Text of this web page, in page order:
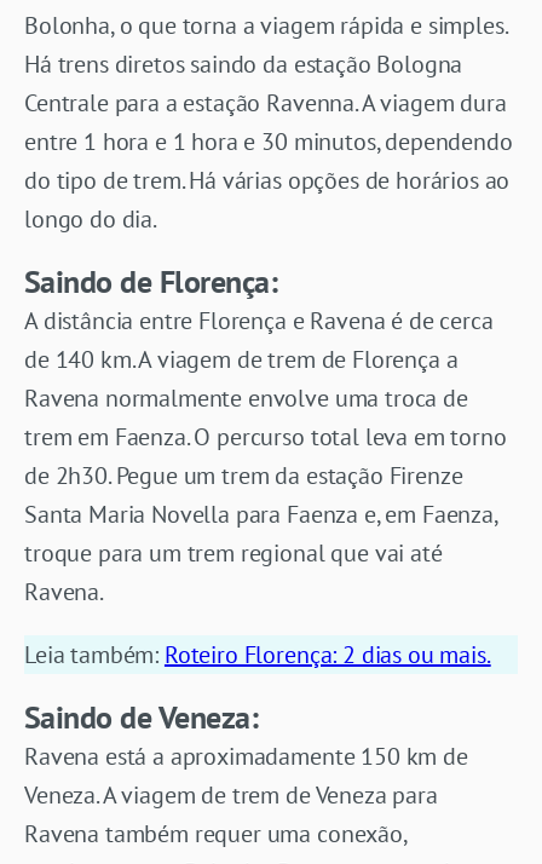
Bolonha, o que torna a viagem rápida e simples.
Há trens diretos saindo da estação Bologna
Centrale para a estação Ravenna. A viagem dura
entre 1 hora e 1 hora e 30 minutos, dependendo
do tipo de trem. Há várias opções de horários ao
longo do dia.
Saindo de Florença:
A distância entre Florença e Ravena é de cerca
de 140 km. A viagem de trem de Florença a
Ravena normalmente envolve uma troca de
trem em Faenza. O percurso total leva em torno
de 2h30. Pegue um trem da estação Firenze
Santa Maria Novella para Faenza e, em Faenza,
troque para um trem regional que vai até
Ravena.
Leia também: Roteiro Florença: 2 dias ou mais.
Saindo de Veneza:
Ravena está a aproximadamente 150 km de
Veneza. A viagem de trem de Veneza para
Ravena também requer uma conexão,